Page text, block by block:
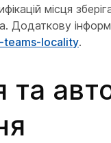
місця
Додаткову
locality.
та